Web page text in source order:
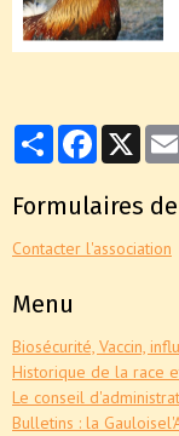
PartagerFacebook
X
Formulaires
Contacter l'association
Menu
Biosécurité, Vaccin,
Historique de la race
Le conseil
Bulletins : la Gauloise